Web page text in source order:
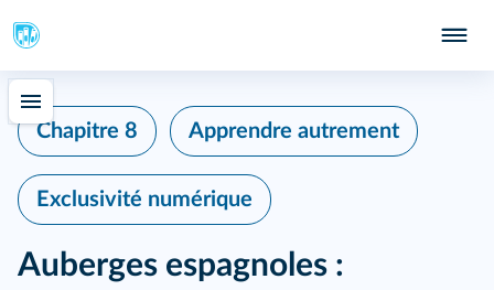
Chapitre 8 Apprendre autrement
Exclusivité numérique
Auberges espagnoles :